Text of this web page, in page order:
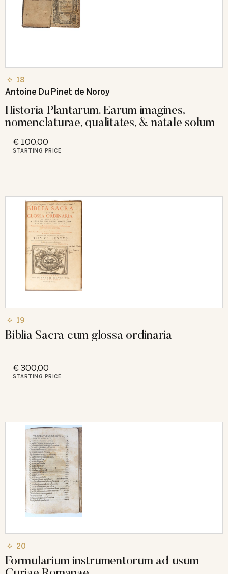
18
Antoine Du Pinet de Noroy
Historia Plantarum. Earum imagines,
nomenclaturae, qualitates, & natale solum
€ 100,00
STARTING PRICE
19
Biblia Sacra cum glossa ordinaria
€ 300,00
STARTING PRICE
20
Formularium instrumentorum ad usum